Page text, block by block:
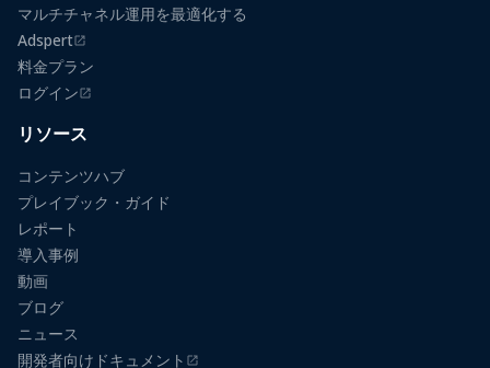
マルチチャネル運用を最適化する
Adspert
（新しいタブで開きます）
料金プラン
ログイン
（新しいタブで開きます）
リソース
コンテンツハブ
プレイブック・ガイド
レポート
導入事例
動画
ブログ
ニュース
開発者向けドキュメント